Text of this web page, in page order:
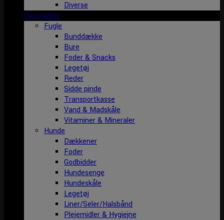
Diverse
Dyrecenter
Fugle
Bunddække
Bure
Foder & Snacks
Legetøj
Reder
Sidde pinde
Transportkasse
Vand & Madskåle
Vitaminer & Mineraler
Hunde
Dækkener
Foder
Godbidder
Hundesenge
Hundeskåle
Legetøj
Liner/Seler/Halsbånd
Plejemidler & Hygiejne